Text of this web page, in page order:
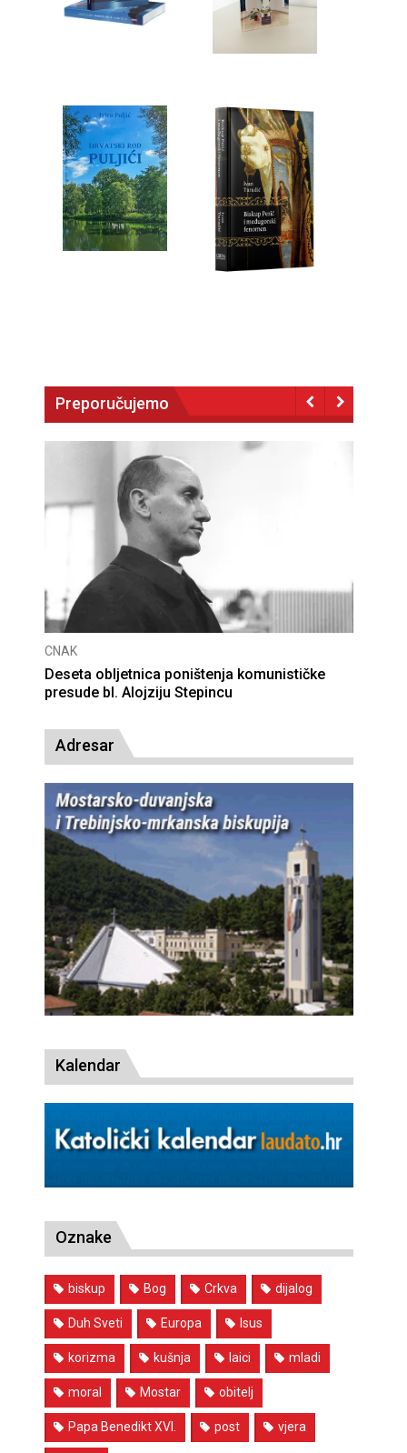
Preporučujemo
CNAK
Deseta obljetnica poništenja komunističke
presude bl. Alojziju Stepincu
Adresar
Kalendar
Oznake
biskup Bog Crkva dijalog
Duh Sveti Europa Isus
korizma kušnja laici mladi
moral Mostar obitelj
Papa Benedikt XVI. post vjera